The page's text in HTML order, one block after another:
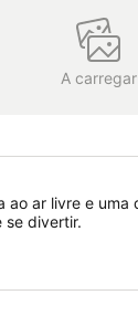
A carregar
ao ar livre e uma
se divertir.